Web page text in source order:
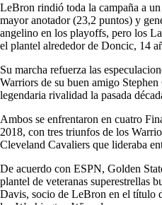
LeBron rindió toda la campaña a
mayor anotador (23,2 puntos) y
angelino en los playoffs, pero los
el plantel alrededor de Doncic, 14
Su marcha refuerza las
Warriors de su buen amigo
legendaria rivalidad la pasada
Ambos se enfrentaron en cuatro
2018, con tres triunfos de los
Cleveland Cavaliers que lideraba
De acuerdo con ESPN, Golden
plantel de veteranas superestrellas
Davis, socio de LeBron en el título